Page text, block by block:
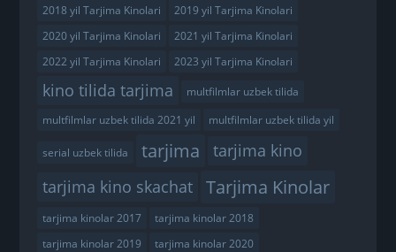
2018 yil Tarjima Kinolari
2019 yil Tarjima Kinolari
2020 yil Tarjima Kinolari
2021 yil Tarjima Kinolari
2022 yil Tarjima Kinolari
2023 yil Tarjima Kinolari
kino tilida tarjima
multfilmlar uzbek tilida
multfilmlar uzbek tilida 2021 yil
multfilmlar uzbek tilida yil
serial uzbek tilida tarjima
tarjima kino
tarjima kino skachat
Tarjima Kinolar
tarjima kinolar 2017
tarjima kinolar 2018
tarjima kinolar 2019
tarjima kinolar 2020